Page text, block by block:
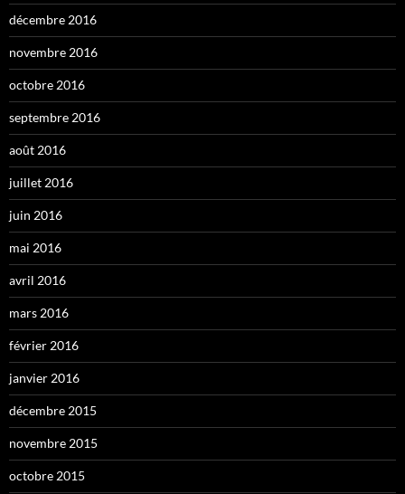
décembre 2016
novembre 2016
octobre 2016
septembre 2016
août 2016
juillet 2016
juin 2016
mai 2016
avril 2016
mars 2016
février 2016
janvier 2016
décembre 2015
novembre 2015
octobre 2015